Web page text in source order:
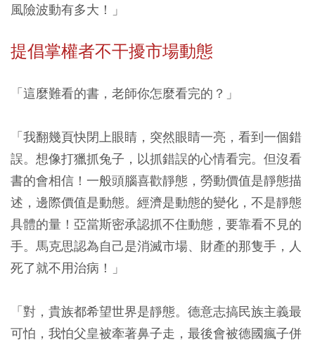
風險波動有多大！」
提倡掌權者不干擾市場動態
「這麼難看的書，老師你怎麼看完的？」
「我翻幾頁快閉上眼睛，突然眼睛一亮，看到一個錯
誤。想像打獵抓兔子，以抓錯誤的心情看完。但沒看
書的會相信！一般頭腦喜歡靜態，勞動價值是靜態描
述，邊際價值是動態。經濟是動態的變化，不是靜態
具體的量！亞當斯密承認抓不住動態，要靠看不見的
手。馬克思認為自己是消滅市場、財產的那隻手，人
死了就不用治病！」
「對，貴族都希望世界是靜態。德意志搞民族主義最
可怕，我怕父皇被牽著鼻子走，最後會被德國瘋子併